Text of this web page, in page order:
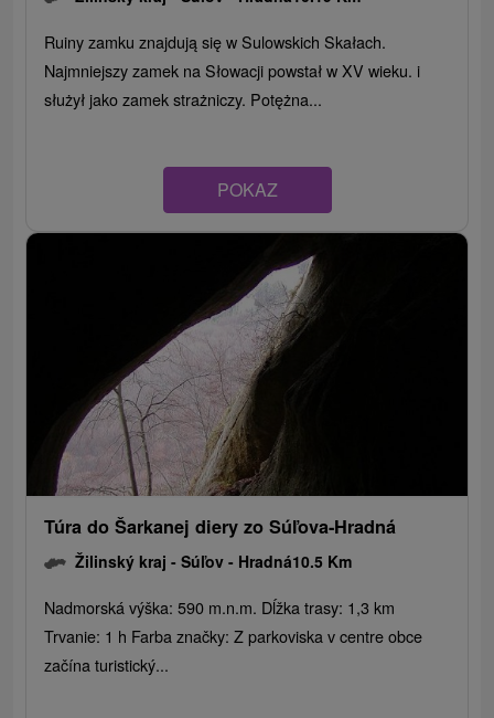
Ruiny zamku znajdują się w Sulowskich Skałach.
Najmniejszy zamek na Słowacji powstał w XV wieku. i
służył jako zamek strażniczy. Potężna...
POKAZ
Túra do Šarkanej diery zo Súľova-Hradná
Žilinský kraj -Súľov - Hradná10.5 Km
Nadmorská výška: 590 m.n.m. Dĺžka trasy: 1,3 km
Trvanie: 1 h Farba značky: Z parkoviska v centre obce
začína turistický...